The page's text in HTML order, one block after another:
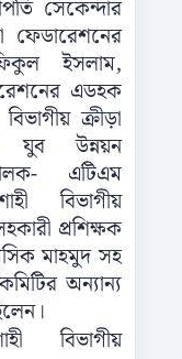
সেকেন্দার
ফেডারেশনের
ইসলাম,
এডহক
ক্রীড়া
উন্নয়ন
এটিএম
বিভাগীয়
প্রশিক্ষক
মাহমুদ সহ
অন্যান্য
বিভাগীয়